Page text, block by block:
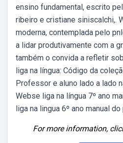
ensino fundamental, escrito
ribeiro e cristiane siniscalchi,.
moderna, contemplada pelo
a lidar produtivamente com a
também o convida a refletir
liga na língua: Código da
Professor e aluno lado a lado
Webse liga na língua 7º ano
liga na lingua 6º ano manual
For more information,